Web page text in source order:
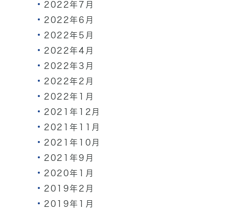
2022年7月
2022年6月
2022年5月
2022年4月
2022年3月
2022年2月
2022年1月
2021年12月
2021年11月
2021年10月
2021年9月
2020年1月
2019年2月
2019年1月